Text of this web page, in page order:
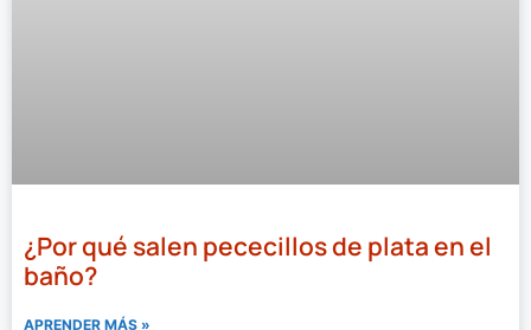
¿Por qué salen pececillos de plata en el
baño?
APRENDER MÁS »